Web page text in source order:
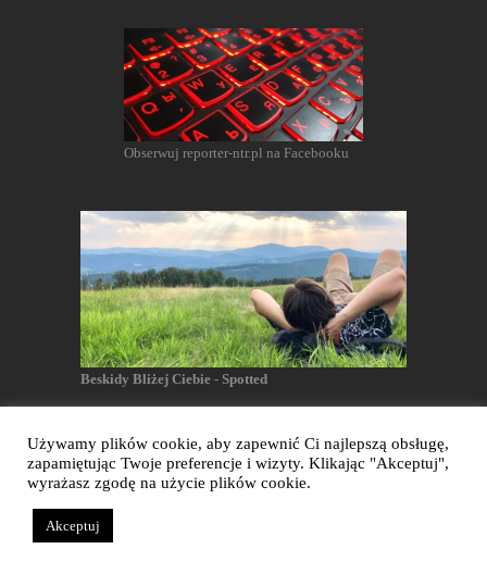
Obserwuj reporter-ntr.pl na Facebooku
Beskidy Bliżej Ciebie - Spotted
Reporter NTR - Wszelkie prawa zastrzeżone
Realizacja: Dianthus
Używamy plików cookie, aby zapewnić Ci najlepszą obsługę,
zapamiętując Twoje preferencje i wizyty. Klikając "Akceptuj",
wyrażasz zgodę na użycie plików cookie.
Akceptuj